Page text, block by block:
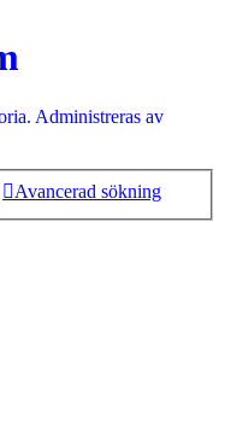
Administreras av
Avancerad sökning